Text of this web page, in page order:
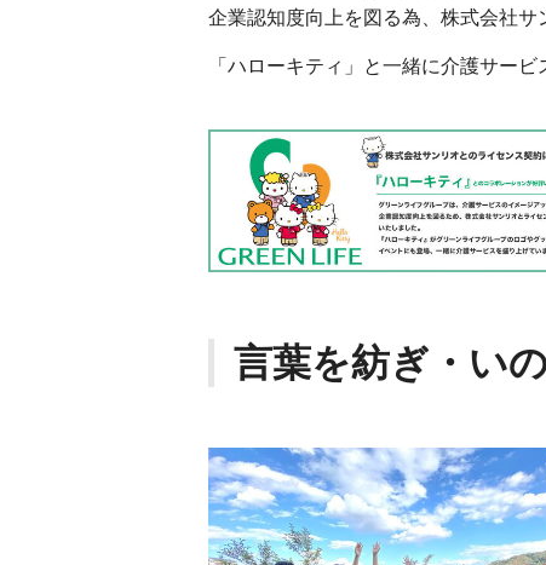
企業認知度向上を図る為、株式会社サ
「ハローキティ」と一緒に介護サービ
言葉を紡ぎ・い